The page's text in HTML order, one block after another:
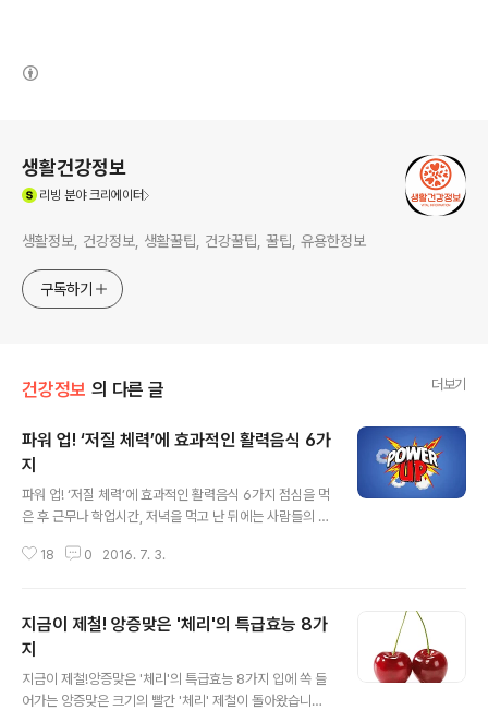
생활건강정보
리빙 분야 크리에이터
생활정보, 건강정보, 생활꿀팁, 건강꿀팁, 꿀팁, 유용한정보
구독하기
건강정보 의 다른 글 더보기
파워 업! ‘저질 체력’에 효과적인 활력음식 6가
지
파워 업! ‘저질 체력’에 효과적인 활력음식 6가지 점심을 먹
은 후 근무나 학업시간, 저녁을 먹고 난 뒤에는 사람들의 기
리 몸의 에너지와 혈액이 위장으로 쏠리기 때문입니다.식
기도 합니다.기력이 없지만 오후 업무도 해야하기 때문에
커피, 에너지드링크에 의존하는 분들도 많으신데요. 하지
만 효과는 일시적일 뿐 좋아지지 않는다고 합니다. 장시간
체력 유지를 위해서는 활력을 높여주는 식품의 꾸준한 섭
취가 중요합니다. 미국 미디어 헬스 엔 케어 인에서 원기회
18 0 2016. 7. 3.
지금이 제철! 앙증맞은 '체리'의 특급효능 8가
지
지금이 제철!앙증맞은 '체리'의 특급효능 8가지 입에 쏙 들
어가는 앙증맞은 크기의 빨간 '체리' 제철이 돌아왔습니다.